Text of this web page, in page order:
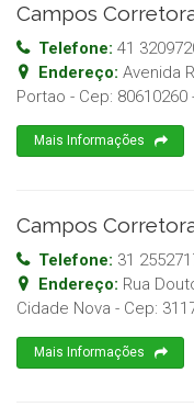
Campos
Telefone: 41
Endereço: Avenida
Portao - Cep: 80610260
Mais Informações
Campos
Telefone: 31
Endereço: Rua
Cidade Nova - Cep:
Mais Informações